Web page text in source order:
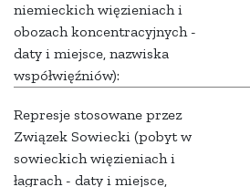
niemieckich więzieniach i
obozach koncentracyjnych -
daty i miejsce, nazwiska
współwięźniów):
Represje stosowane przez
Związek Sowiecki (pobyt w
sowieckich więzieniach i
łagrach - daty i miejsce,